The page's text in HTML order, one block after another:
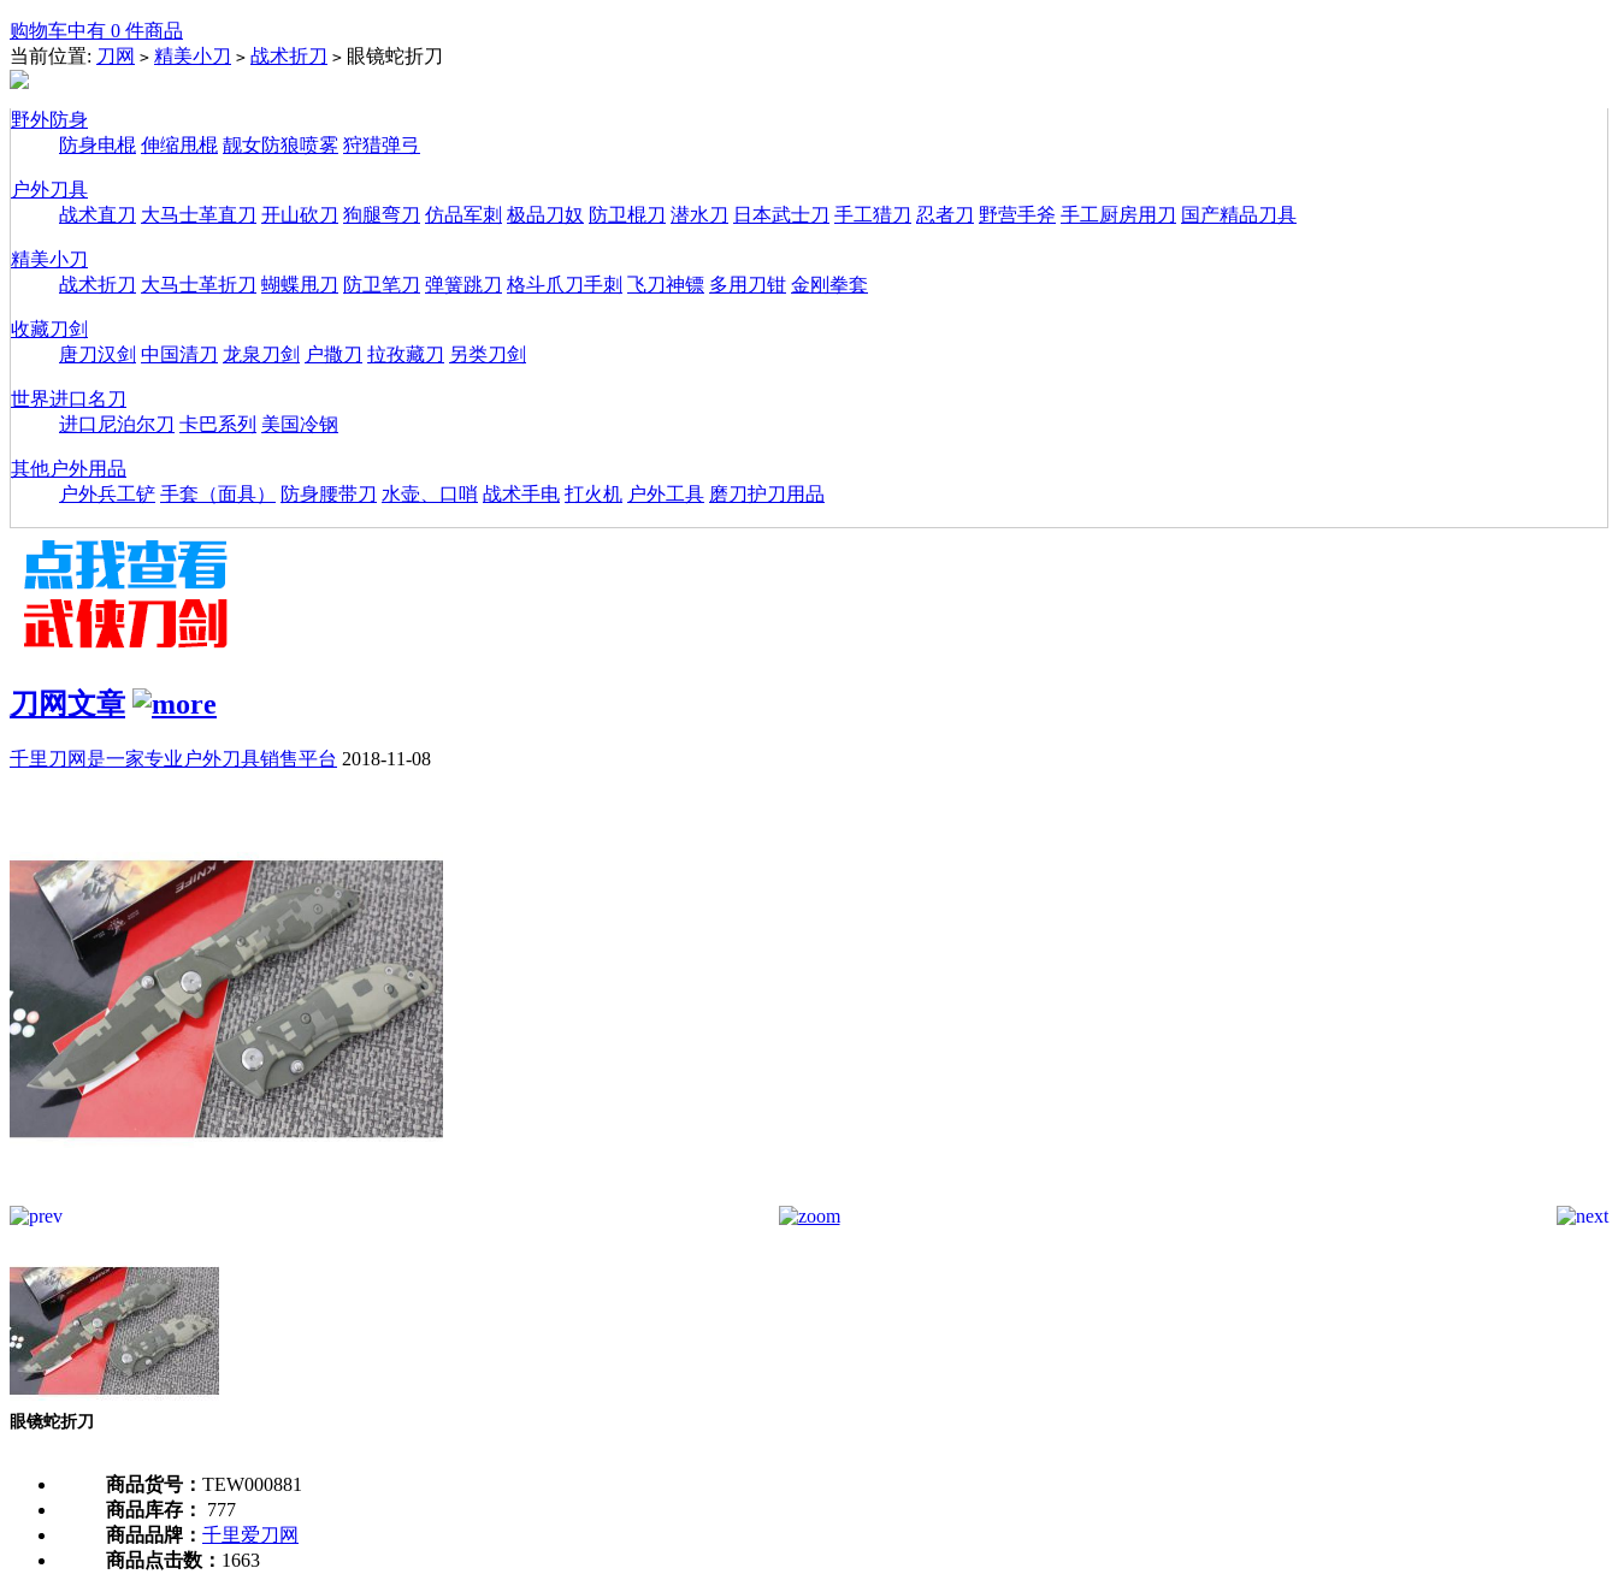
购物车中有 0 件商品
当前位置: 刀网 > 精美小刀 > 战术折刀 > 眼镜蛇折刀
野外防身
防身电棍 伸缩甩棍 靓女防狼喷雾 狩猎弹弓
户外刀具
战术直刀 大马士革直刀 开山砍刀 狗腿弯刀 仿品军刺 极品刀奴 防卫棍刀 潜水刀 日本武士刀 手工猎刀 忍者刀 野营手斧 手工厨房用刀 国产精品刀具
精美小刀
战术折刀 大马士革折刀 蝴蝶甩刀 防卫笔刀 弹簧跳刀 格斗爪刀手刺 飞刀神镖 多用刀钳 金刚拳套
收藏刀剑
唐刀汉剑 中国清刀 龙泉刀剑 户撒刀 拉孜藏刀 另类刀剑
世界进口名刀
进口尼泊尔刀 卡巴系列 美国冷钢
其他户外用品
户外兵工铲 手套（面具） 防身腰带刀 水壶、口哨 战术手电 打火机 户外工具 磨刀护刀用品
刀网文章
千里刀网是一家专业户外刀具销售平台 2018-11-08
眼镜蛇折刀
商品货号： TEW000881
商品库存：
777
商品品牌： 千里爱刀网
商品点击数： 1663